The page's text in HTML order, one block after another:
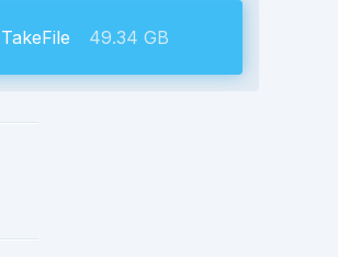
49.34 GB